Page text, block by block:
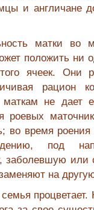
и англичане
матки во
положить ни
ячеек. Они
рацион
маткам не дает
роевых
во время
под
заболевшую или
на
семья